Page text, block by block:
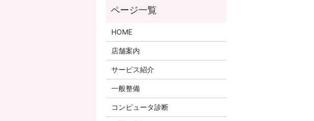
HOME
店舗案内
サービス紹介
一般整備
コンピュータ診断